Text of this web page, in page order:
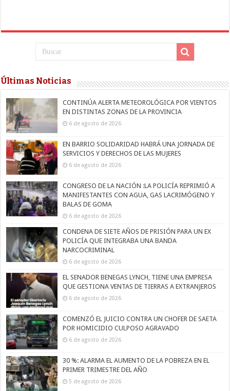
Últimas Noticias
CONTINÚA ALERTA METEOROLÓGICA POR VIENTOS
EN DISTINTAS ZONAS DE LA PROVINCIA
6 de agosto de 2026
EN BARRIO SOLIDARIDAD HABRÁ UNA JORNADA DE
SERVICIOS Y DERECHOS DE LAS MUJERES
6 de agosto de 2026
CONGRESO DE LA NACIÓN :LA POLICÍA REPRIMIÓ A
MANIFESTANTES CON AGUA, GAS LACRIMÓGENO Y
BALAS DE GOMA
6 de agosto de 2026
CONDENA DE SIETE AÑOS DE PRISIÓN PARA UN EX
POLICÍA QUE INTEGRABA UNA BANDA
NARCOCRIMINAL
6 de agosto de 2026
EL SENADOR BENEGAS LYNCH, TIENE UNA EMPRESA
QUE GESTIONA VENTAS DE TIERRAS A EXTRANJEROS
6 de agosto de 2026
COMENZÓ EL JUICIO CONTRA UN CHOFER DE SAETA
POR HOMICIDIO CULPOSO AGRAVADO
6 de agosto de 2026
30 %: ALARMA EL AUMENTO DE LA POBREZA EN EL
PRIMER TRIMESTRE DEL AÑO
5 de agosto de 2026